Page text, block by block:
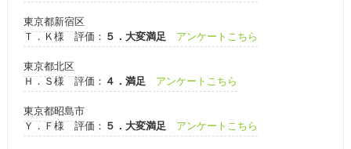
東京都新宿区
Ｔ．Ｋ様 評価： ５．大変満足 アンケートこちら
東京都北区
Ｈ．Ｓ様 評価： ４．満足 アンケートこちら
東京都昭島市
Ｙ．Ｆ様 評価： ５．大変満足 アンケートこちら